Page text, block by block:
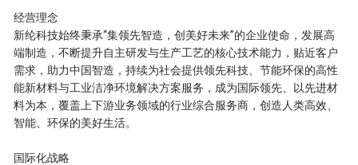
经营理念
新纶科技始终秉承“集领先智造，创美好未来”的企业使命，发展高
端制造，不断提升自主研发与生产工艺的核心技术能力，贴近客户
需求，助力中国智造，持续为社会提供领先科技、节能环保的高性
能新材料与工业洁净环境解决方案服务，成为国际领先、以先进材
料为本，覆盖上下游业务领域的行业综合服务商，创造人类高效、
智能、环保的美好生活。
国际化战略